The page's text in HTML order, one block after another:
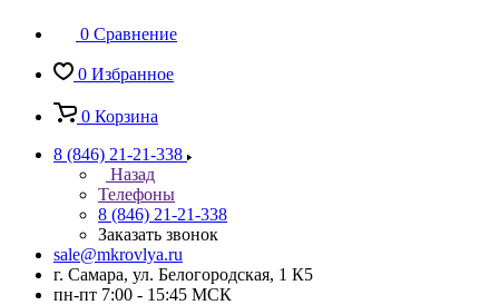
0 Сравнение
0 Избранное
0 Корзина
8 (846) 21-21-338
Назад
Телефоны
8 (846) 21-21-338
Заказать звонок
sale@mkrovlya.ru
г. Самара, ул. Белогородская, 1 К5
пн-пт 7:00 - 15:45 МСК